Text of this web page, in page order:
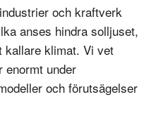
och kraftverk
anses hindra solljuset,
kallare klimat. Vi vet
enormt under
och förutsägelser